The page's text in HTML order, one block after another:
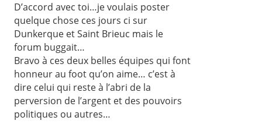
D’accord avec toi…je voulais poster
quelque chose ces jours ci sur
Dunkerque et Saint Brieuc mais le
forum buggait…
Bravo à ces deux belles équipes qui font
honneur au foot qu’on aime… c’est à
dire celui qui reste à l’abri de la
perversion de l’argent et des pouvoirs
politiques ou autres…